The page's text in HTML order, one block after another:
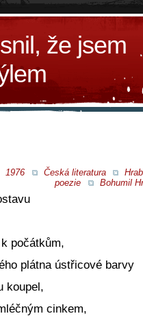
že jsem
1976 Česká literatura
poezie
Bohumil
počátkům,
plátna ústřicové barvy
koupel,
cinkem,